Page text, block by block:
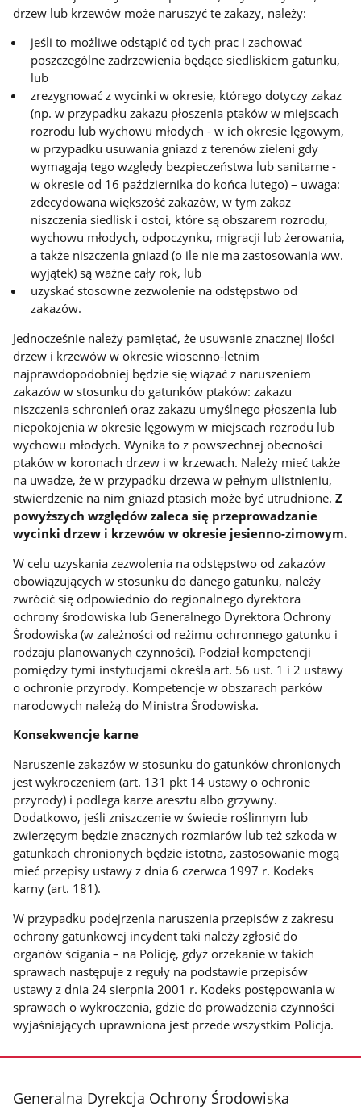
drzew lub krzewów może naruszyć te zakazy, należy:
jeśli to możliwe odstąpić od tych prac i zachować
poszczególne zadrzewienia będące siedliskiem gatunku,
lub
zrezygnować z wycinki w okresie, którego dotyczy zakaz
(np. w przypadku zakazu płoszenia ptaków w miejscach
rozrodu lub wychowu młodych - w ich okresie lęgowym,
w przypadku usuwania gniazd z terenów zieleni gdy
wymagają tego względy bezpieczeństwa lub sanitarne -
w okresie od 16 października do końca lutego) – uwaga:
zdecydowana większość zakazów, w tym zakaz
niszczenia siedlisk i ostoi, które są obszarem rozrodu,
wychowu młodych, odpoczynku, migracji lub żerowania,
a także niszczenia gniazd (o ile nie ma zastosowania ww.
wyjątek) są ważne cały rok, lub
uzyskać stosowne zezwolenie na odstępstwo od
zakazów.
Jednocześnie należy pamiętać, że usuwanie znacznej ilości
drzew i krzewów w okresie wiosenno-letnim
najprawdopodobniej będzie się wiązać z naruszeniem
zakazów w stosunku do gatunków ptaków: zakazu
niszczenia schronień oraz zakazu umyślnego płoszenia lub
niepokojenia w okresie lęgowym w miejscach rozrodu lub
wychowu młodych. Wynika to z powszechnej obecności
ptaków w koronach drzew i w krzewach. Należy mieć także
na uwadze, że w przypadku drzewa w pełnym ulistnieniu,
stwierdzenie na nim gniazd ptasich może być utrudnione.Z
powyższych względów zaleca się przeprowadzanie
wycinki drzew i krzewów w okresie jesienno-zimowym.
W celu uzyskania zezwolenia na odstępstwo od zakazów
obowiązujących w stosunku do danego gatunku, należy
zwrócić się odpowiednio do regionalnego dyrektora
ochrony środowiska lub Generalnego Dyrektora Ochrony
Środowiska (w zależności od reżimu ochronnego gatunku i
rodzaju planowanych czynności). Podział kompetencji
pomiędzy tymi instytucjami określa art. 56 ust. 1 i 2 ustawy
o ochronie przyrody. Kompetencje w obszarach parków
narodowych należą do Ministra Środowiska.
Konsekwencje karne
Naruszenie zakazów w stosunku do gatunków chronionych
jest wykroczeniem (art. 131 pkt 14 ustawy o ochronie
przyrody) i podlega karze aresztu albo grzywny.
Dodatkowo, jeśli zniszczenie w świecie roślinnym lub
zwierzęcym będzie znacznych rozmiarów lub też szkoda w
gatunkach chronionych będzie istotna, zastosowanie mogą
mieć przepisy ustawy z dnia 6 czerwca 1997 r. Kodeks
karny (art. 181).
W przypadku podejrzenia naruszenia przepisów z zakresu
ochrony gatunkowej incydent taki należy zgłosić do
organów ścigania – na Policję, gdyż orzekanie w takich
sprawach następuje z reguły na podstawie przepisów
ustawy z dnia 24 sierpnia 2001 r. Kodeks postępowania w
sprawach o wykroczenia, gdzie do prowadzenia czynności
wyjaśniających uprawniona jest przede wszystkim Policja.
stopka
Generalna Dyrekcja Ochrony Środowiska